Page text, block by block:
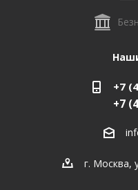
+7
+7
г. Москва,